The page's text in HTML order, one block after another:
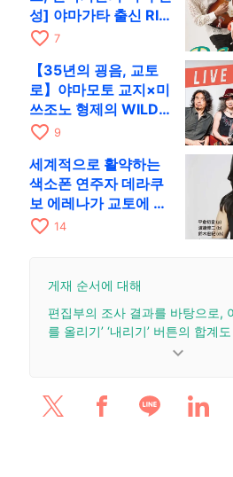
성] 야마가타 출신 RIM
이 첫 전국 투어로 8월
favorite_border 7
【35년의 굉음, 교토
로】야마모토 교지×미
쓰조노 형제의 WILD
FLAG가 8월 6일 RAG
favorite_border 9
세계적으로 활약하는
색소폰 연주자 데라쿠
보 에레나가 교토에 온
다! 콰르텟 투어 교토
favorite_border 14
게재 순서에 대해
편집부의 조사 결과를 바탕으로,
를 올리기’ ‘내리기’ 버튼의 합계
2025/7/14: 기사를 공개했습니다.
keyboard_arrow_down